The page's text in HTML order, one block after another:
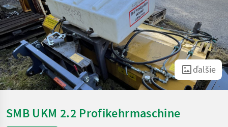
ďalšie
SMB UKM 2.2 Profikehrmaschine